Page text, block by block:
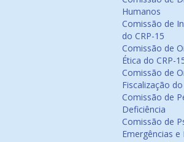
Humanos
Comissão de
do CRP-15
Comissão de
Ética do CRP-
Comissão de
Fiscalização
Comissão de
Deficiência
Comissão de
Emergências e